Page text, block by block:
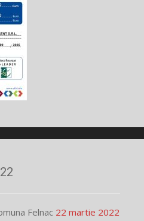
Felnac 22 martie 2022